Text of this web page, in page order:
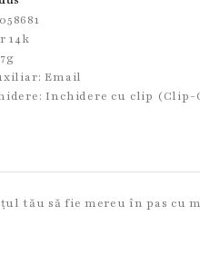
14k
Email
Inchidere cu clip (Clip-
tău să fie mereu în pas cu